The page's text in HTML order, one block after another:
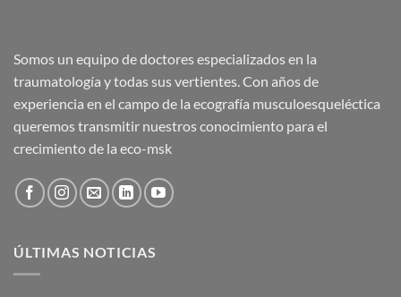
Somos un equipo de doctores especializados en la
traumatología y todas sus vertientes. Con años de
experiencia en el campo de la ecografía musculoesqueléctica
queremos transmitir nuestros conocimiento para el
crecimiento de la eco-msk
ÚLTIMAS NOTICIAS